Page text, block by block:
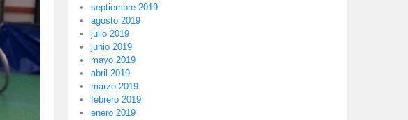
septiembre 2019
agosto 2019
julio 2019
junio 2019
mayo 2019
abril 2019
marzo 2019
febrero 2019
enero 2019